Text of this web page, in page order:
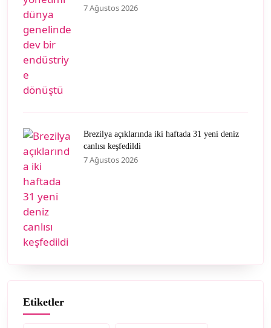
7 Ağustos 2026
Brezilya açıklarında iki haftada 31 yeni deniz
canlısı keşfedildi
7 Ağustos 2026
Etiketler